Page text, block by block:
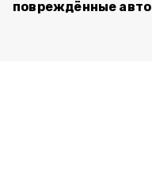
повреждённые авто